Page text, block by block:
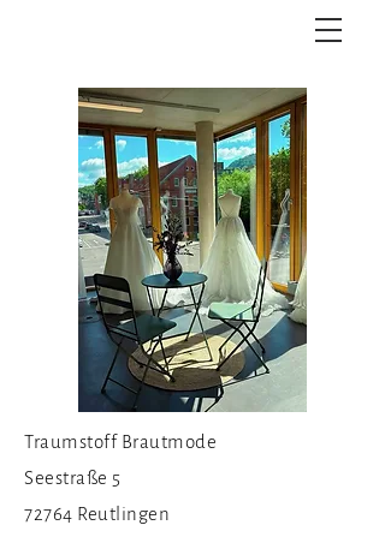
Traumstoff Brautmode
Seestraße 5
72764 Reutlingen